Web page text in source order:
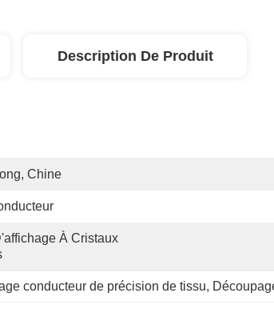
Description De Produit
Chine
À Cristaux
conducteur de précision de tissu,